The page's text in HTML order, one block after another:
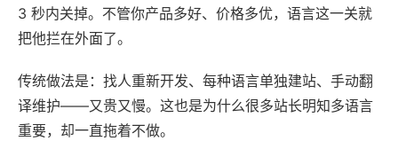
3 秒内关掉。不管你产品多好、价格多优，语言这一关就
把他拦在外面了。
传统做法是：找人重新开发、每种语言单独建站、手动翻
译维护——又贵又慢。这也是为什么很多站长明知多语言
重要，却一直拖着不做。